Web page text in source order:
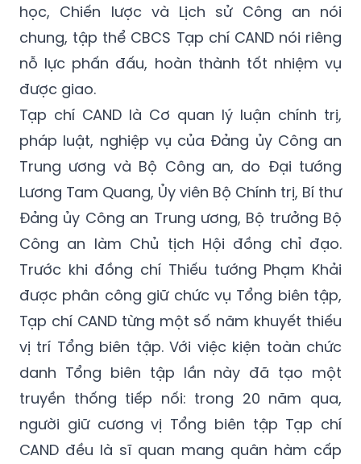
học, Chiến lược và Lịch sử Công an nói
chung, tập thể CBCS Tạp chí CAND nói riêng
nỗ lực phấn đấu, hoàn thành tốt nhiệm vụ
được giao.
Tạp chí CAND là Cơ quan lý luận chính trị,
pháp luật, nghiệp vụ của Đảng ủy Công an
Trung ương và Bộ Công an, do Đại tướng
Lương Tam Quang, Ủy viên Bộ Chính trị, Bí thư
Đảng ủy Công an Trung ương, Bộ trưởng Bộ
Công an làm Chủ tịch Hội đồng chỉ đạo.
Trước khi đồng chí Thiếu tướng Phạm Khải
được phân công giữ chức vụ Tổng biên tập,
Tạp chí CAND từng một số năm khuyết thiếu
vị trí Tổng biên tập. Với việc kiện toàn chức
danh Tổng biên tập lần này đã tạo một
truyền thống tiếp nối: trong 20 năm qua,
người giữ cương vị Tổng biên tập Tạp chí
CAND đều là sĩ quan mang quân hàm cấp